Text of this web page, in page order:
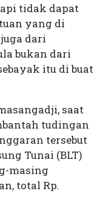
tidak dapat
yang di
dari
bukan dari
itu di buat
saat
tudingan
tersebut
Tunai (BLT)
masing
total Rp.